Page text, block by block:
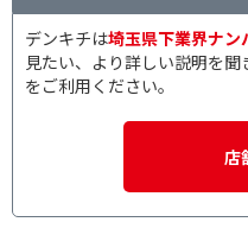
デンキチは埼玉県下業界ナン
見たい、より詳しい説明を
をご利用ください。
店